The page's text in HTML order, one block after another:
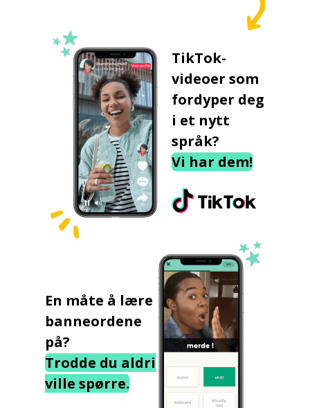
TikTok-
videoer som
fordyper deg
i et nytt
språk?
Vi har dem!
En måte å lære
banneordene
på?
Trodde du aldri
ville spørre.